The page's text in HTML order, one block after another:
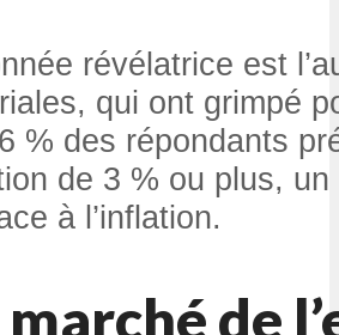
révélatrice est
qui ont grimpé
% des répondants
de 3 % ou plus, un
à l’inflation.
de